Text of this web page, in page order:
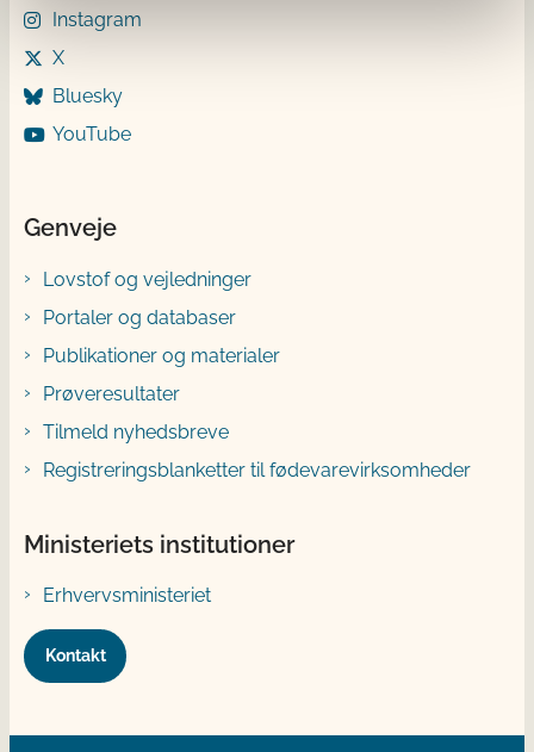
Instagram
X
Bluesky
YouTube
Genveje
Lovstof og vejledninger
Portaler og databaser
Publikationer og materialer
Prøveresultater
Tilmeld nyhedsbreve
Registreringsblanketter til fødevarevirksomheder
Ministeriets institutioner
Erhvervsministeriet
Kontakt